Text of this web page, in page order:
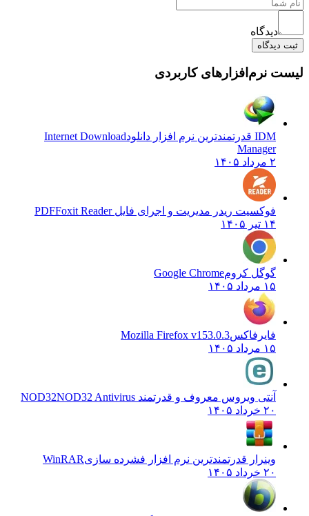
دیدگاه
ثبت دیدگاه
لیست نرم‌افزارهای کاربردی
IDM قدرتمندترین نرم افزار دانلود
Internet Download
Manager
۲ مرداد ۱۴۰۵
فوکسیت ریدر مدیریت و اجرای فایل PDFFoxit Reader
۱۴ تیر ۱۴۰۵
گوگل کرومGoogle Chrome
۱۵ مرداد ۱۴۰۵
فایرفاکسMozilla Firefox v153.0.3
۱۵ مرداد ۱۴۰۵
آنتی ویروس معروف و قدرتمند NOD32 NOD32 Antivirus
۲۰ خرداد ۱۴۰۵
وینرار قدرتمندترین نرم افزار فشرده سازیWinRAR
۲۰ خرداد ۱۴۰۵